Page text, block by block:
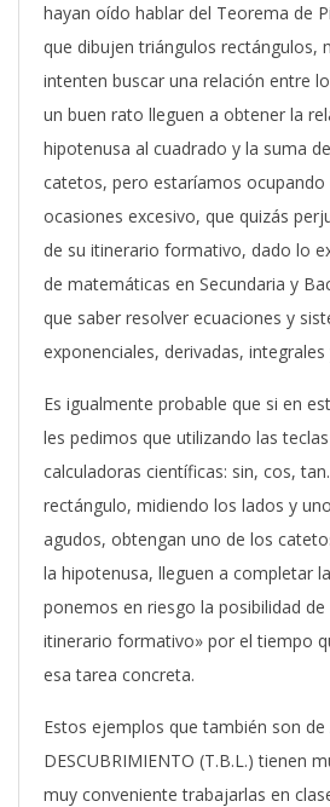
hayan oído hablar del Teorema de
que dibujen triángulos rectángulos,
intenten buscar una relación entre
un buen rato lleguen a obtener la
hipotenusa al cuadrado y la suma
catetos, pero estaríamos
ocasiones excesivo, que quizás
de su itinerario formativo, dado lo
de matemáticas en Secundaria y
que saber resolver ecuaciones y
exponenciales, derivadas, integrales
Es igualmente probable que si en
les pedimos que utilizando las
calculadoras científicas: sin, cos,
rectángulo, midiendo los lados y
agudos, obtengan uno de los
la hipotenusa, lleguen a completar
ponemos en riesgo la posibilidad de
itinerario formativo» por el tiempo
esa tarea concreta.
Estos ejemplos que también son de
DESCUBRIMIENTO (T.B.L.) tienen
muy conveniente trabajarlas en